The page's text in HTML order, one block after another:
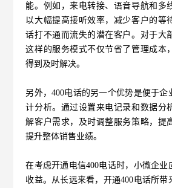
能。例如，来电转接、语音导航和多
以大幅提高接听效率，减少客户的等
话打不通而流失的潜在客户。对于大
这样的服务模式不仅节省了管理成本
得到及时解决。
另外，400电话的另一个优势是便于企
计分析。通过设置来电记录和数据分
解客户需求，及时调整服务策略，提
提升整体销售业绩。
在考虑开通电信400电话时，小微企业
收益。从长远来看，开通400电话所带